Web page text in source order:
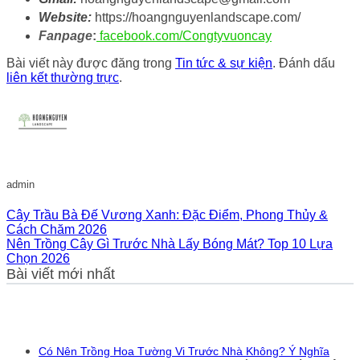
Website: https://hoangnguyenlandscape.com/
Fanpage: facebook.com/Congtyvuoncay
Bài viết này được đăng trong Tin tức & sự kiện. Đánh dấu
liên kết thường trực.
admin
Cây Trầu Bà Đế Vương Xanh: Đặc Điểm, Phong Thủy &
Cách Chăm 2026
Nên Trồng Cây Gì Trước Nhà Lấy Bóng Mát? Top 10 Lựa
Chọn 2026
Bài viết mới nhất
Có Nên Trồng Hoa Tường Vi Trước Nhà Không? Ý Nghĩa